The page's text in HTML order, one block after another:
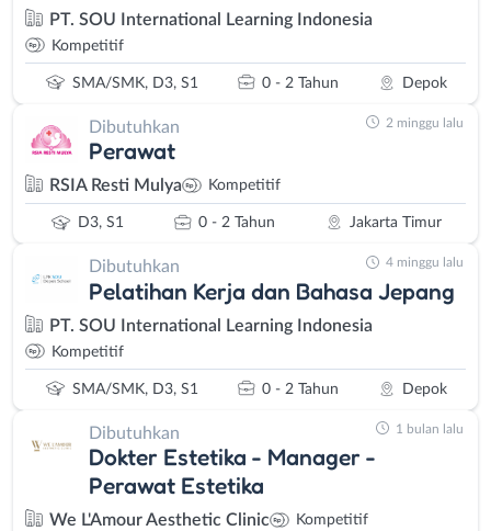
PT. SOU International Learning Indonesia
Kompetitif
SMA/SMK, D3, S1 0 - 2 Tahun Depok
Dibutuhkan
Perawat
RSIA Resti Mulya Kompetitif
D3, S1 0 - 2 Tahun Jakarta Timur
2 minggu lalu
Dibutuhkan
Pelatihan Kerja dan Bahasa Jepang
PT. SOU International Learning Indonesia
Kompetitif
SMA/SMK, D3, S1 0 - 2 Tahun Depok
4 minggu lalu
Dibutuhkan
Dokter Estetika - Manager -
Perawat Estetika
We L'Amour Aesthetic Clinic Kompetitif
1 bulan lalu